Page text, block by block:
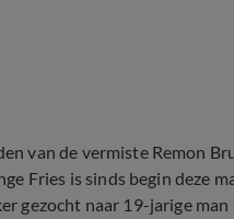
van de vermiste Remon
Fries is sinds begin deze
gezocht naar 19-jarige